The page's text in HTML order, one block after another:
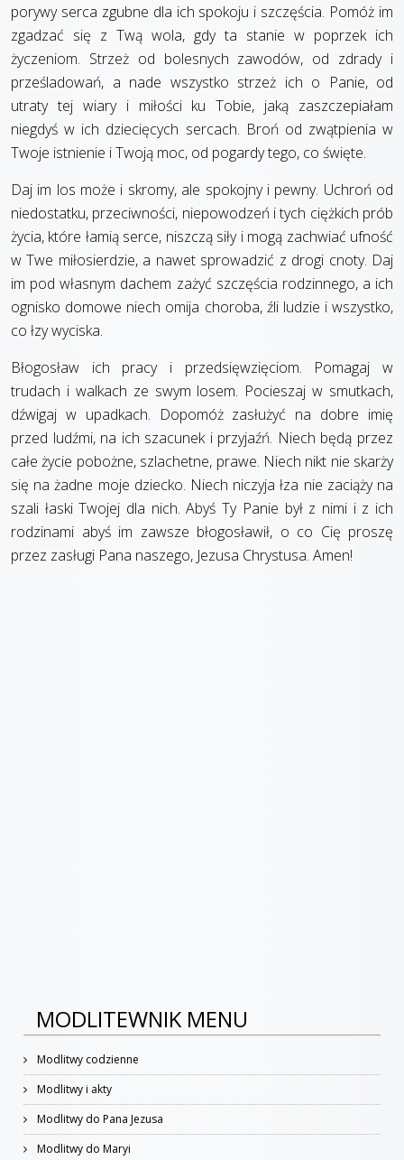
porywy serca zgubne dla ich spokoju i szczęścia. Pomóż im
zgadzać się z Twą wola, gdy ta stanie w poprzek ich
życzeniom. Strzeż od bolesnych zawodów, od zdrady i
prześladowań, a nade wszystko strzeż ich o Panie, od
utraty tej wiary i miłości ku Tobie, jaką zaszczepiałam
niegdyś w ich dziecięcych sercach. Broń od zwątpienia w
Twoje istnienie i Twoją moc, od pogardy tego, co święte.
Daj im los może i skromy, ale spokojny i pewny. Uchroń od
niedostatku, przeciwności, niepowodzeń i tych ciężkich prób
życia, które łamią serce, niszczą siły i mogą zachwiać ufność
w Twe miłosierdzie, a nawet sprowadzić z drogi cnoty. Daj
im pod własnym dachem zażyć szczęścia rodzinnego, a ich
ognisko domowe niech omija choroba, źli ludzie i wszystko,
co łzy wyciska.
Błogosław ich pracy i przedsięwzięciom. Pomagaj w
trudach i walkach ze swym losem. Pocieszaj w smutkach,
dźwigaj w upadkach. Dopomóż zasłużyć na dobre imię
przed ludźmi, na ich szacunek i przyjaźń. Niech będą przez
całe życie pobożne, szlachetne, prawe. Niech nikt nie skarży
się na żadne moje dziecko. Niech niczyja łza nie zaciąży na
szali łaski Twojej dla nich. Abyś Ty Panie był z nimi i z ich
rodzinami abyś im zawsze błogosławił, o co Cię proszę
przez zasługi Pana naszego, Jezusa Chrystusa. Amen!
MODLITEWNIK MENU
Modlitwy codzienne
Modlitwy i akty
Modlitwy do Pana Jezusa
Modlitwy do Maryi